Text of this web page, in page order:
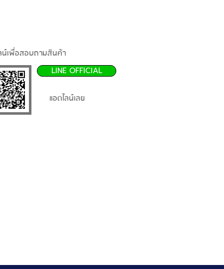
น์เพื่อสอบถามสินค้า
LINE OFFICIAL
แอดไลน์เลย